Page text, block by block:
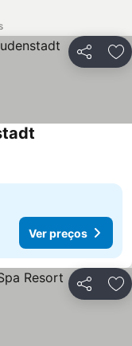
Partilhar
Ver preços
Partilhar